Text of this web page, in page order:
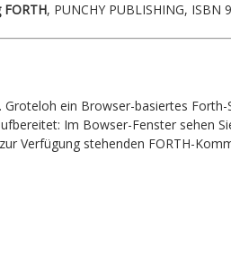
, PUNCHY PUBLISHING,
Groteloh ein Browser-basiertes
Im Bowser-Fenster sehen
Verfügung stehenden FORTH-